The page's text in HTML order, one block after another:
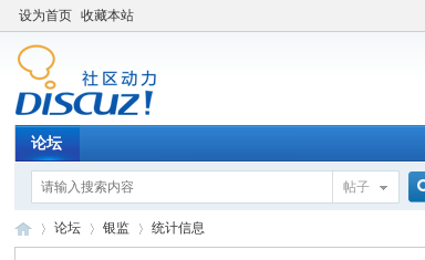
设为首页 收藏本站
论坛
帖子
论坛 银监 统计信息